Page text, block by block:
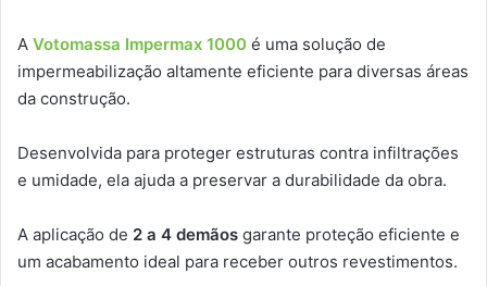
A Votomassa Impermax 1000 é uma solução de
impermeabilização altamente eficiente para diversas áreas
da construção.
Desenvolvida para proteger estruturas contra infiltrações
e umidade, ela ajuda a preservar a durabilidade da obra.
A aplicação de 2 a 4 demãos garante proteção eficiente e
um acabamento ideal para receber outros revestimentos.